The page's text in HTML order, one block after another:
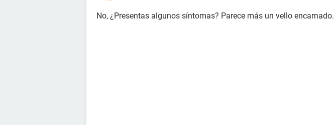
No, ¿Presentas algunos síntomas? Parece más un vello encarnado.